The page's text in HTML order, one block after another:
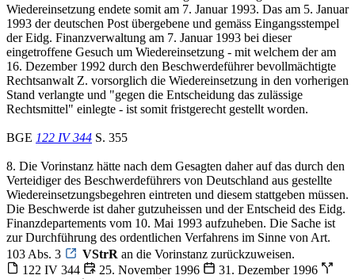
Wiedereinsetzung endete somit am 7. Januar 1993. Das am 5. Januar
1993 der deutschen Post übergebene und gemäss Eingangsstempel
der Eidg. Finanzverwaltung am 7. Januar 1993 bei dieser
eingetroffene Gesuch um Wiedereinsetzung - mit welchem der am
16. Dezember 1992 durch den Beschwerdeführer bevollmächtigte
Rechtsanwalt Z. vorsorglich die Wiedereinsetzung in den vorherigen
Stand verlangte und "gegen die Entscheidung das zulässige
Rechtsmittel" einlegte - ist somit fristgerecht gestellt worden.
BGE 122 IV 344 S. 355
8. Die Vorinstanz hätte nach dem Gesagten daher auf das durch den
Verteidiger des Beschwerdeführers von Deutschland aus gestellte
Wiedereinsetzungsbegehren eintreten und diesem stattgeben müssen.
Die Beschwerde ist daher gutzuheissen und der Entscheid des Eidg.
Finanzdepartements vom 10. Mai 1993 aufzuheben. Die Sache ist
zur Durchführung des ordentlichen Verfahrens im Sinne von Art.
103 Abs. 3
VStrR an die Vorinstanz zurückzuweisen.
122 IV 344
25. November 1996
31. Dezember 1996